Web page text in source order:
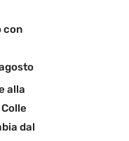
con
alla
dal